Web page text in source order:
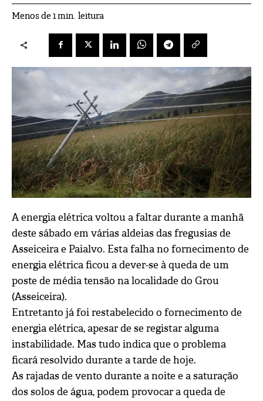
Menos de 1min. leitura
A energia elétrica voltou a faltar durante a manhã
deste sábado em várias aldeias das fregusias de
Asseiceira e Paialvo. Esta falha no fornecimento de
energia elétrica ficou a dever-se à queda de um
poste de média tensão na localidade do Grou
(Asseiceira).
Entretanto já foi restabelecido o fornecimento de
energia elétrica, apesar de se registar alguma
instabilidade. Mas tudo indica que o problema
ficará resolvido durante a tarde de hoje.
As rajadas de vento durante a noite e a saturação
dos solos de água, podem provocar a queda de